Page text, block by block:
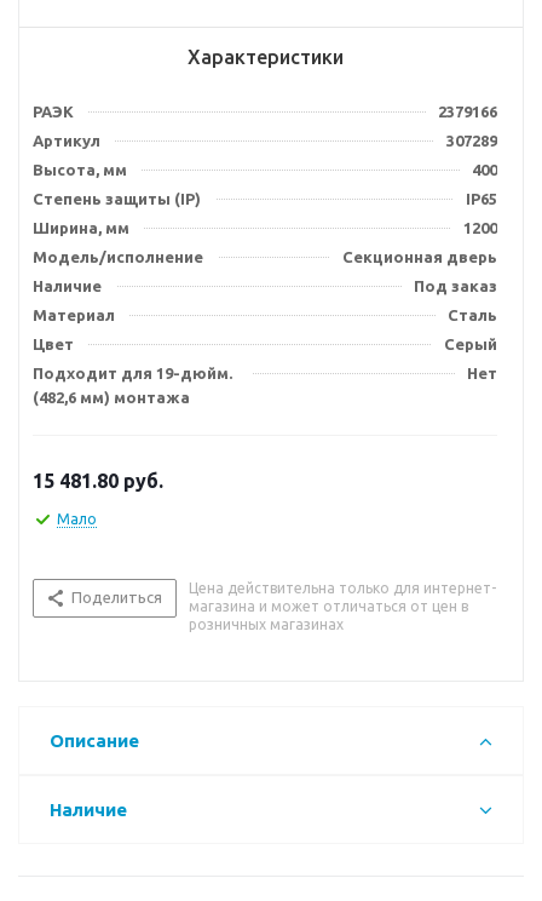
Характеристики
РАЭК
2379166
Артикул
307289
Высота, мм
400
Степень защиты (IP)
IP65
Ширина, мм
1200
Модель/исполнение
Секционная дверь
Наличие
Под заказ
Материал
Сталь
Цвет
Серый
Подходит для 19-дюйм.
(482,6 мм) монтажа
Нет
15 481.80 руб.
Мало
Поделиться
Цена действительна только для интернет-
магазина и может отличаться от цен в
розничных магазинах
Описание
Наличие